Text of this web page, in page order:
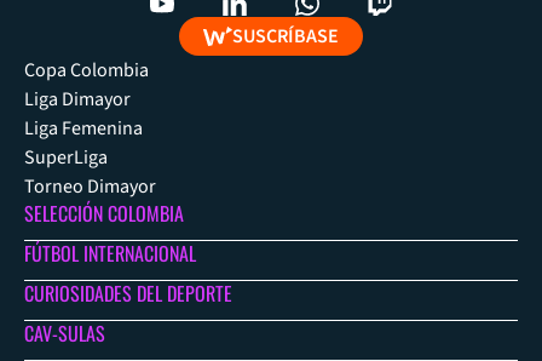
SUSCRÍBASE
Copa Colombia
Liga Dimayor
Liga Femenina
SuperLiga
Torneo Dimayor
SELECCIÓN COLOMBIA
FÚTBOL INTERNACIONAL
CURIOSIDADES DEL DEPORTE
CAV-SULAS